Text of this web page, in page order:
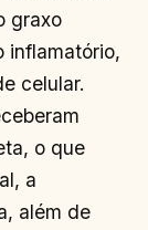
graxo
inflamatório,
celular.
o que
a
além de